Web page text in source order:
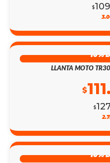
$
13%
LLANTA MOTO
$
$
13%